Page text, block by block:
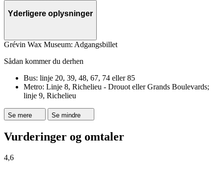
Yderligere oplysninger
Grévin Wax Museum: Adgangsbillet
Sådan kommer du derhen
Bus: linje 20, 39, 48, 67, 74 eller 85
Metro: Linje 8, Richelieu - Drouot eller Grands Boulevards;
linje 9, Richelieu
Se mere Se mindre
Vurderinger og omtaler
4,6